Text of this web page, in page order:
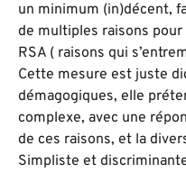
un minimum (in)décent,
de multiples raisons
RSA ( raisons qui
Cette mesure est juste
démagogiques, elle
complexe, avec une
de ces raisons, et la
Simpliste et